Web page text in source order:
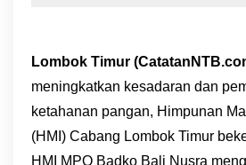
Lombok Timur
meningkatkan kesadaran dan
ketahanan pangan, Himpunan
(HMI) Cabang Lombok Timur
HMI MPO Badko Bali Nusra